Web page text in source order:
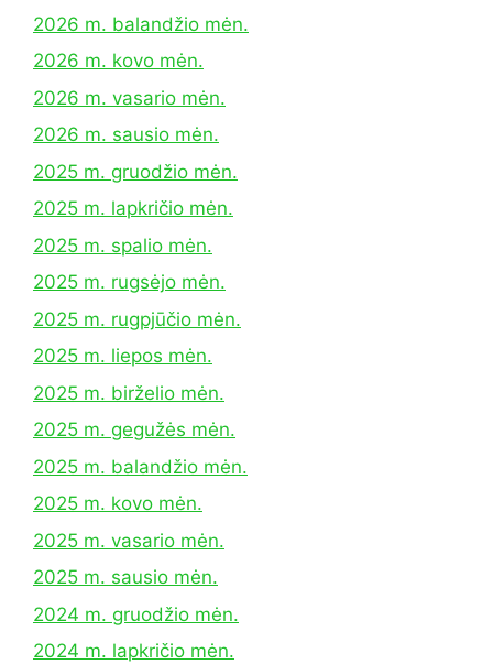
2026 m. balandžio mėn.
2026 m. kovo mėn.
2026 m. vasario mėn.
2026 m. sausio mėn.
2025 m. gruodžio mėn.
2025 m. lapkričio mėn.
2025 m. spalio mėn.
2025 m. rugsėjo mėn.
2025 m. rugpjūčio mėn.
2025 m. liepos mėn.
2025 m. birželio mėn.
2025 m. gegužės mėn.
2025 m. balandžio mėn.
2025 m. kovo mėn.
2025 m. vasario mėn.
2025 m. sausio mėn.
2024 m. gruodžio mėn.
2024 m. lapkričio mėn.